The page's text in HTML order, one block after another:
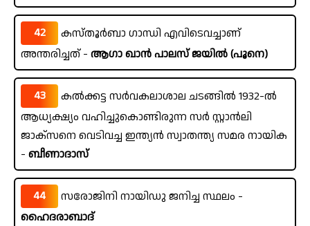
42
കസ്തൂർബാ ഗാന്ധി എവിടെവച്ചാണ്
അന്തരിച്ചത് - ആഗാ ഖാൻ പാലസ് ജയിൽ (പൂനെ)
43
കൽക്കട്ട സർവകലാശാല ചടങ്ങിൽ 1932-ൽ
ആധ്യക്ഷ്യം വഹിച്ചുകൊണ്ടിരുന്ന സർ സ്റ്റാൻലി
ജാക്സനെ വെടിവച്ച ഇന്ത്യൻ സ്വാതന്ത്യ സമര നായിക
- ബീണാദാസ്
44
സരോജിനി നായിഡു ജനിച്ച സ്ഥലം -
ഹൈദരാബാദ്